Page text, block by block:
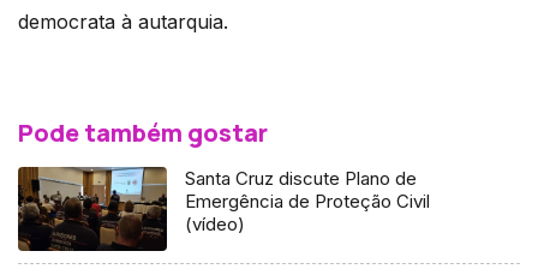
democrata à autarquia.
Pode também gostar
Santa Cruz discute Plano de
Emergência de Proteção Civil
(vídeo)